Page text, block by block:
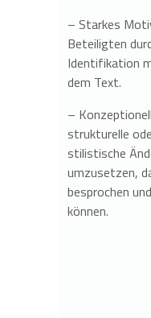
– Starkes
Beteiligten
Identifikation
dem Text.
–
strukturelle
stilistische
umzusetzen,
besprochen
können.